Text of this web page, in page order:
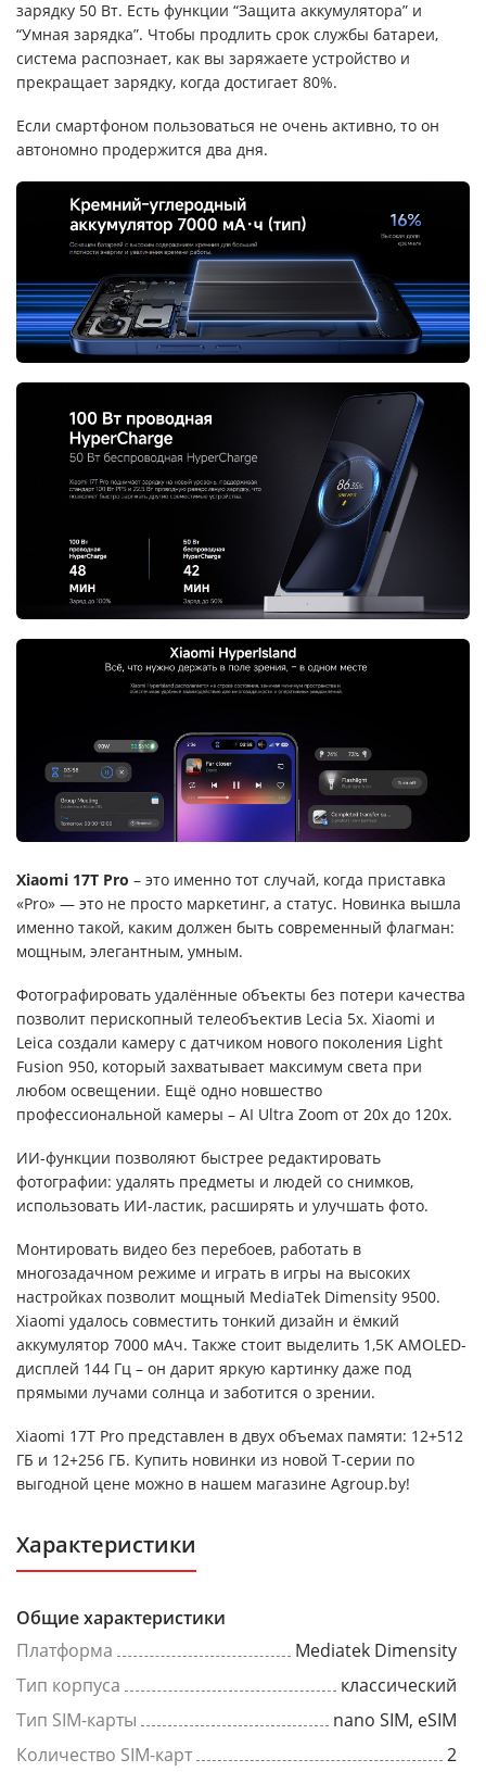
зарядку 50 Вт. Есть функции “Защита аккумулятора” и
“Умная зарядка”. Чтобы продлить срок службы батареи,
система распознает, как вы заряжаете устройство и
прекращает зарядку, когда достигает 80%.
Если смартфоном пользоваться не очень активно, то он
автономно продержится два дня.
Xiaomi 17T Pro – это именно тот случай, когда приставка
«Pro» — это не просто маркетинг, а статус. Новинка вышла
именно такой, каким должен быть современный флагман:
мощным, элегантным, умным.
Фотографировать удалённые объекты без потери качества
позволит перископный телеобъектив Lecia 5x. Xiaomi и
Leica создали камеру с датчиком нового поколения Light
Fusion 950, который захватывает максимум света при
любом освещении. Ещё одно новшество
профессиональной камеры – AI Ultra Zoom от 20x до 120x.
ИИ-функции позволяют быстрее редактировать
фотографии: удалять предметы и людей со снимков,
использовать ИИ-ластик, расширять и улучшать фото.
Монтировать видео без перебоев, работать в
многозадачном режиме и играть в игры на высоких
настройках позволит мощный MediaTek Dimensity 9500.
Xiaomi удалось совместить тонкий дизайн и ёмкий
аккумулятор 7000 мАч. Также стоит выделить 1,5K AMOLED-
дисплей 144 Гц – он дарит яркую картинку даже под
прямыми лучами солнца и заботится о зрении.
Xiaomi 17T Pro представлен в двух объемах памяти: 12+512
ГБ и 12+256 ГБ. Купить новинки из новой T-серии по
выгодной цене можно в нашем магазине Agroup.by!
Характеристики
Общие характеристики
Платформа
Mediatek Dimensity
Тип корпуса
классический
Тип SIM-карты
nano SIM, eSIM
Количество SIM-карт
2